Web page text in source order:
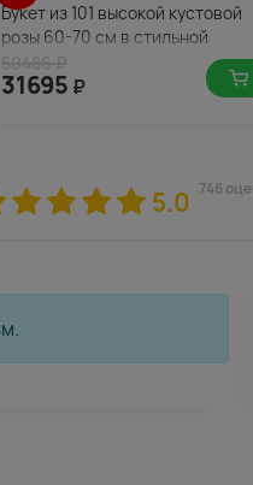
Букет из 101 высокой кустовой
розы 60-70 см в стильной
31695 ₽
5.0 746